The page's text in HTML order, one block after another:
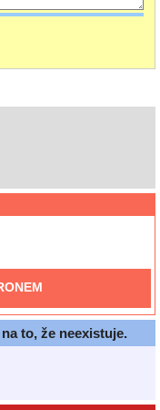
to, že neexistuje.